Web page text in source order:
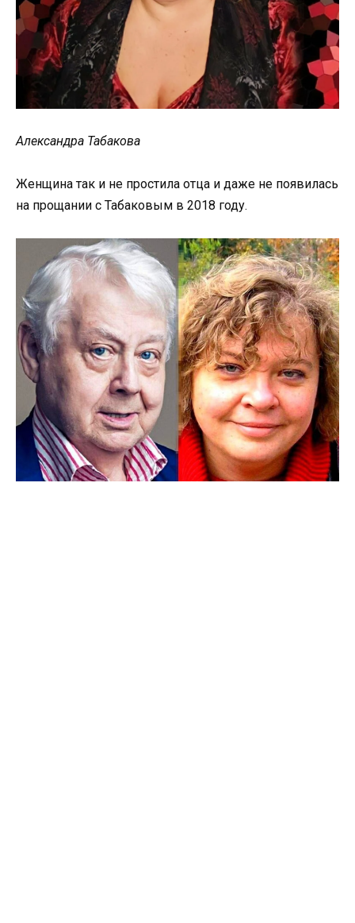
Александра Табакова
Женщина так и не простила отца и даже не появилась
на прощании с Табаковым в 2018 году.